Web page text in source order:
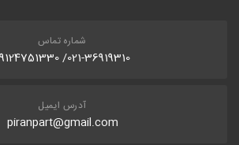
شماره تماس
021-36919310/ 09124751330
آدرس ایمیل
piranpart@gmail.com